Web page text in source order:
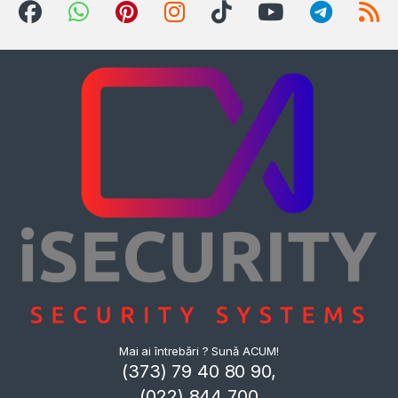
Mai ai întrebări ? Sună ACUM!
(373) 79 40 80 90,